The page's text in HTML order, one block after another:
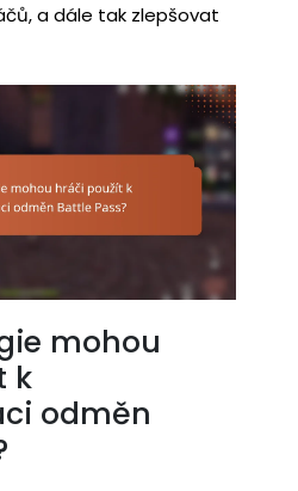
a dále tak zlepšovat
mohou
k
odměn